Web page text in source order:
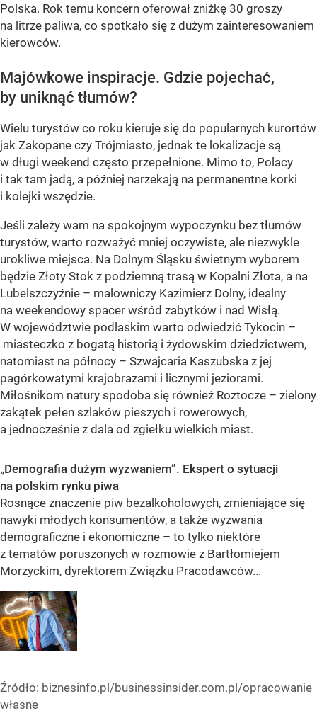
Polska. Rok temu koncern oferował zniżkę 30 groszy
na litrze paliwa, co spotkało się z dużym zainteresowaniem
kierowców.
Majówkowe inspiracje. Gdzie pojechać,
by uniknąć tłumów?
Wielu turystów co roku kieruje się do popularnych kurortów
jak Zakopane czy Trójmiasto, jednak te lokalizacje są
w długi weekend często przepełnione. Mimo to, Polacy
i tak tam jadą, a później narzekają na permanentne korki
i kolejki wszędzie.
Jeśli zależy wam na spokojnym wypoczynku bez tłumów
turystów, warto rozważyć mniej oczywiste, ale niezwykle
urokliwe miejsca. Na Dolnym Śląsku świetnym wyborem
będzie Złoty Stok z podziemną trasą w Kopalni Złota, a na
Lubelszczyźnie – malowniczy Kazimierz Dolny, idealny
na weekendowy spacer wśród zabytków i nad Wisłą.
W województwie podlaskim warto odwiedzić Tykocin –
miasteczko z bogatą historią i żydowskim dziedzictwem,
natomiast na północy – Szwajcaria Kaszubska z jej
pagórkowatymi krajobrazami i licznymi jeziorami.
Miłośnikom natury spodoba się również Roztocze – zielony
zakątek pełen szlaków pieszych i rowerowych,
a jednocześnie z dala od zgiełku wielkich miast.
„Demografia dużym wyzwaniem”. Ekspert o sytuacji
na polskim rynku piwa
Rosnące znaczenie piw bezalkoholowych, zmieniające się
nawyki młodych konsumentów, a także wyzwania
demograficzne i ekonomiczne – to tylko niektóre
z tematów poruszonych w rozmowie z Bartłomiejem
Morzyckim, dyrektorem Związku Pracodawców...
Źródło: biznesinfo.pl/businessinsider.com.pl/opracowanie
własne